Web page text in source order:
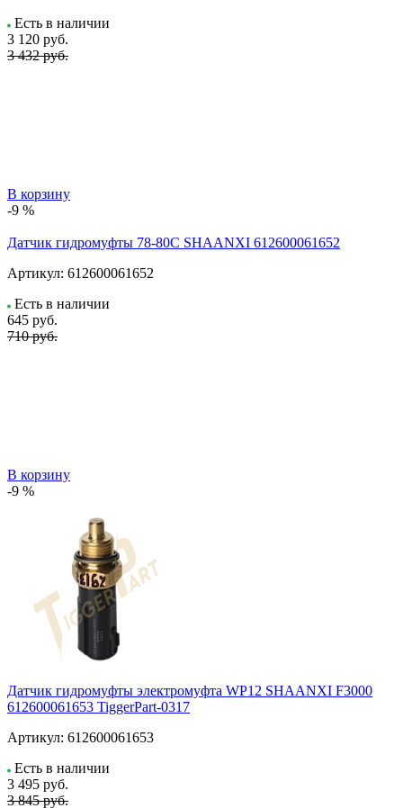
Есть в наличии
3 120 руб.
3 432 руб.
В корзину
-9 %
Датчик гидромуфты 78-80C SHAANXI 612600061652
Артикул: 612600061652
Есть в наличии
645 руб.
710 руб.
В корзину
-9 %
Датчик гидромуфты электромуфта WP12 SHAANXI F3000
612600061653 TiggerPart-0317
Артикул: 612600061653
Есть в наличии
3 495 руб.
3 845 руб.